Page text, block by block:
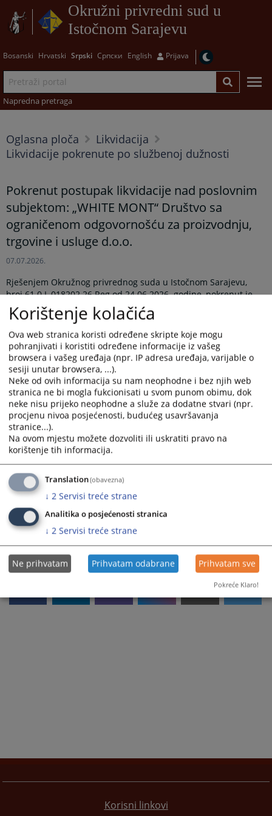
Okružni privredni sud u
Istočnom Sarajevu
Bosanski Hrvatski Srpski Српски English Prijava
Napredna pretraga
Oglasna ploča
Likvidacija
Likvidacije pokrenute po službenoj dužnosti
Pokrenut postupak likvidacije nad poslovnim
subjektom: „WHITE MONT“ Društvo sa
ograničenom odgovornošću za proizvodnju,
trgovine i usluge d.o.o.
07.07.2026.
Rješenjem Okružnog privrednog suda u Istočnom Sarajevu,
broj 61 0 L 018202 26 Reg od 24.06.2026. godine, pokrenut je
postupak likvidacije nad poslovnim subjektom „WHITE MONT“
Društvo sa ograničenom odgovornošću za proizvodnju, trgovine
i usluge d.o.o. Mrkalji bb, Han Pijesak.
Pozivaju se povjerioci likvidacionog dužnika da u roku od 3 (tri)
mjeseca od dana objave ovog rješenja prijave svoja
potraživanja prema likvidacionom dužniku i navedu pravni
osnov po kojem su ta potraživanja nastala.
Prikazana vijest je na: Srpski jezik
Prateći dokumenti
Rjesenje 61 0 L 018202 26 Reg
41 PREGLEDA
Korisni linkovi
Korištenje kolačića
Ova web stranica koristi određene skripte koje mogu
pohranjivati i koristiti određene informacije iz vašeg
browsera i vašeg uređaja (npr. IP adresa uređaja, varijable o
sesiji unutar browsera, ...).
Neke od ovih informacija su nam neophodne i bez njih web
stranica ne bi mogla fukcionisati u svom punom obimu, dok
neke nisu prijeko neophodne a služe za dodatne stvari (npr.
procjenu nivoa posjećenosti, budućeg usavršavanja
stranice...).
Na ovom mjestu možete dozvoliti ili uskratiti pravo na
korištenje tih informacija.
Translation(obavezna)
↓ 2 Servisi treće strane
Analitika o posjećenosti stranica
↓ 2 Servisi treće strane
Ne prihvatam Prihvatam odabrane Prihvatam sve
Pokreće Klaro!